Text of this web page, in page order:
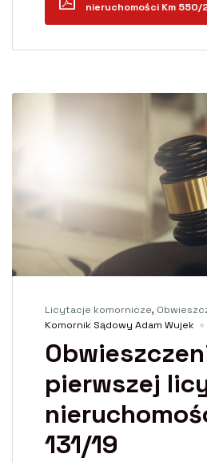
nieruchomości Km 550/
Licytacje komornicze,
Komornik Sądowy Adam Wujek
pierwszej
131/19